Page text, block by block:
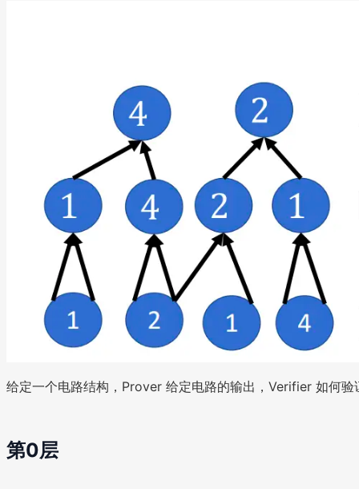
给定一个电路结构，Prover 给定电路的输出，Verifier 如何验
第0层